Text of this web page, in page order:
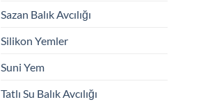
Sazan Balık Avcılığı
Silikon Yemler
Suni Yem
Tatlı Su Balık Avcılığı